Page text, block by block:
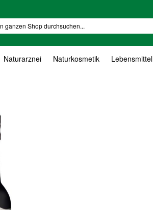
Naturarznei Naturkosmetik Lebensmittel